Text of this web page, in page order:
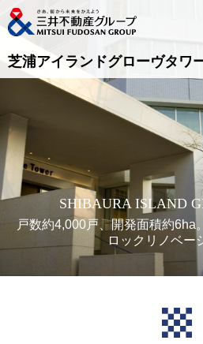
芝浦アイランドグローヴタワ
SHIBAURA ISLAND
戸数約4,000戸、開発面積約6ha
ロックリノベー